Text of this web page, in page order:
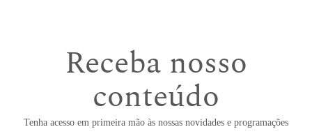
Receba nosso
conteúdo
Tenha acesso em primeira mão às nossas novidades e programações